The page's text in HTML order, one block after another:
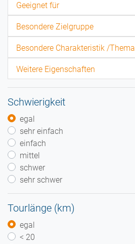
Geeignet für
Besondere Zielgruppe
Besondere Charakteristik /Thema
Weitere Eigenschaften
Schwierigkeit
egal
sehr einfach
einfach
mittel
schwer
sehr schwer
Tourlänge (km)
egal
< 20